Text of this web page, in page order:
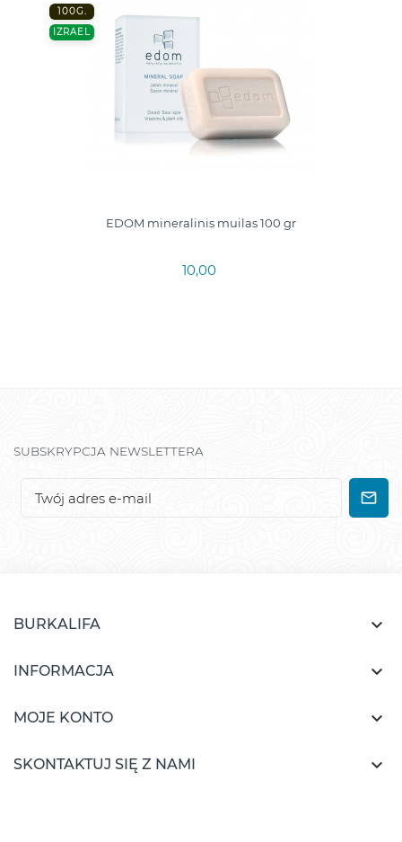
100G.
IZRAEL
EDOM mineralinis muilas 100 gr
10,00
SUBSKRYPCJA NEWSLETTERA
BURKALIFA 
INFORMACJA 
MOJE KONTO 
SKONTAKTUJ SIĘ Z NAMI 